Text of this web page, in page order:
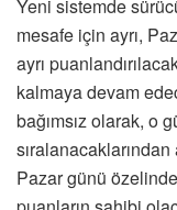
Yeni sistemde
mesafe için ayrı,
ayrı
kalmaya devam
bağımsız olarak, o
Pazar günü